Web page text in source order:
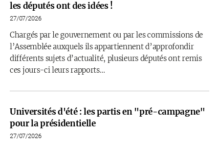
les députés ont des idées !
27/07/2026
Chargés par le gouvernement ou par les commissions de
l’Assemblée auxquels ils appartiennent d’approfondir
différents sujets d’actualité, plusieurs députés ont remis
ces jours-ci leurs rapports…
Universités d'été : les partis en "pré-campagne"
pour la présidentielle
27/07/2026